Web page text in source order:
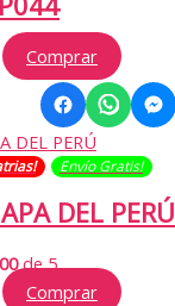
Comprar
Envío Gratis​​​!
DEL PERÚ
de 5
Comprar